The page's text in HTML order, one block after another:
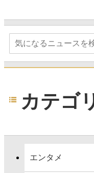
カテゴ
エンタメ